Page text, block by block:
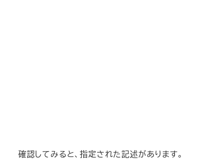
確認してみると、指定された記述があります。